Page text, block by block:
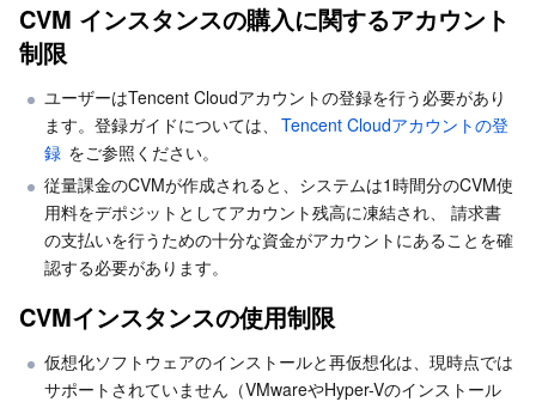
Secure Content Delivery Network
Cloud GPU Service
Auto Scaling
Tencent Cloud Automation Tools
Tencent Kubernetes Engine
Tencent Container Registry
Tencent Kubernetes Engine Distributed Cloud Center
分散型クラウド
Edge Zone
Cloud Dedicated Zone
Tencent Cloud Elastic Microservice
API Gateway
Service Registry and Governance
サーバーレス
Serverless Cloud Function
基本ストレージサービス
Cloud Object Storage
Cloud File Storage
Cloud Block Storage
ストレージデータサービス
Cloud Log Service
Cloud Infinite
リレーショナルデータベース
TencentDB for MySQL
リレーショナルデータベースTDSQL
CVMインスタンスの使用制限
CVMインスタンスの購入制限
イメージの使用に関する制限
ENI 制限
帯域幅制限
ディスクに関する制限
セキュリティグループに関する制限
VPCに関する制限
CVM インスタンスの購入に関するアカウント
制限
ユーザーはTencent Cloudアカウントの登録を行う必要があり
ます。登録ガイドについては、 Tencent Cloudアカウントの登
録 をご参照ください。
従量課金のCVMが作成されると、システムは1時間分のCVM使
用料をデポジットとしてアカウント残高に凍結され、 請求書
の支払いを行うための十分な資金がアカウントにあることを確
認する必要があります。
CVMインスタンスの使用制限
仮想化ソフトウェアのインストールと再仮想化は、現時点では
サポートされていません（VMwareやHyper-Vのインストール